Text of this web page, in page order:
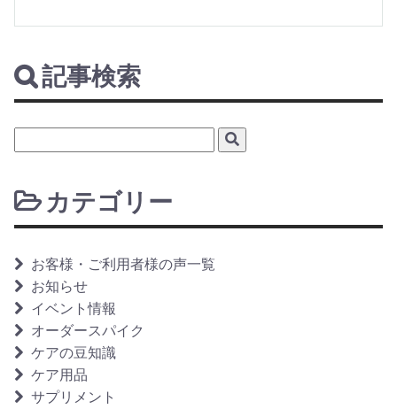
記事検索
カテゴリー
お客様・ご利用者様の声一覧
お知らせ
イベント情報
オーダースパイク
ケアの豆知識
ケア用品
サプリメント